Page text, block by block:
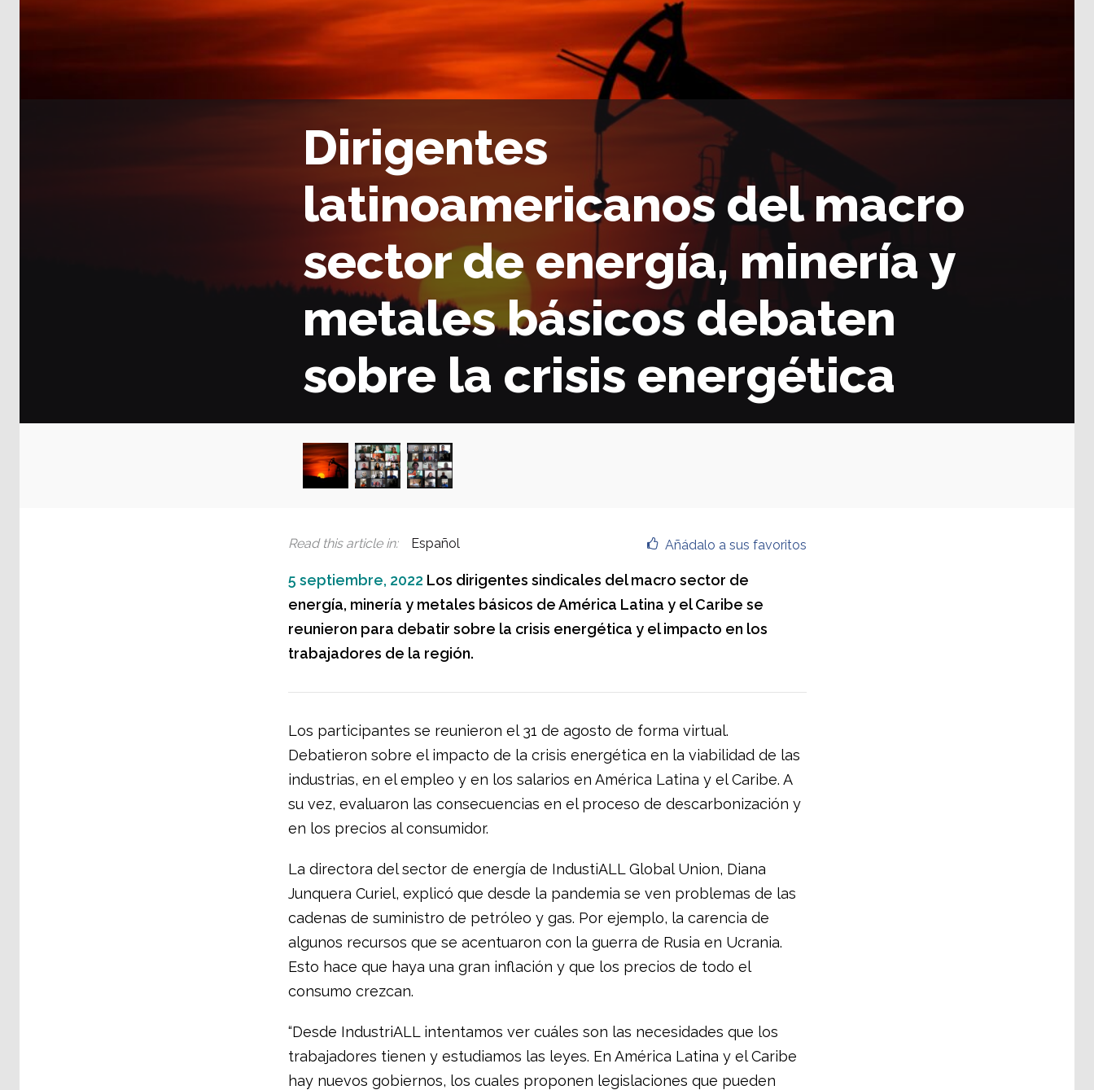
Dirigentes
latinoamericanos del macro
sector de energía, minería y
metales básicos debaten
sobre la crisis energética
Añádalo a sus favoritos
Read this article in: Español
5 septiembre, 2022 Los dirigentes sindicales del macro sector de
energía, minería y metales básicos de América Latina y el Caribe se
reunieron para debatir sobre la crisis energética y el impacto en los
trabajadores de la región.
Los participantes se reunieron el 31 de agosto de forma virtual.
Debatieron sobre el impacto de la crisis energética en la viabilidad de las
industrias, en el empleo y en los salarios en América Latina y el Caribe. A
su vez, evaluaron las consecuencias en el proceso de descarbonización y
en los precios al consumidor.
La directora del sector de energía de IndustiALL Global Union, Diana
Junquera Curiel, explicó que desde la pandemia se ven problemas de las
cadenas de suministro de petróleo y gas. Por ejemplo, la carencia de
algunos recursos que se acentuaron con la guerra de Rusia en Ucrania.
Esto hace que haya una gran inflación y que los precios de todo el
consumo crezcan.
“Desde IndustriALL intentamos ver cuáles son las necesidades que los
trabajadores tienen y estudiamos las leyes. En América Latina y el Caribe
hay nuevos gobiernos, los cuales proponen legislaciones que pueden